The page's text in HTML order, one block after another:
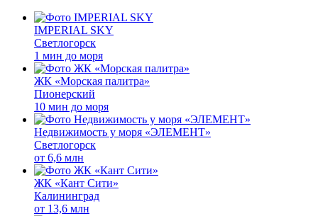
IMPERIAL SKY
Светлогорск
1 мин до моря
ЖК «Морская палитра»
Пионерский
10 мин до моря
Недвижимость у моря «ЭЛЕМЕНТ»
Светлогорск
от 6,6 млн
ЖК «Кант Сити»
Калининград
от 13,6 млн